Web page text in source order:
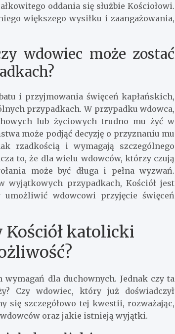
oddania się służbie Kościołowi.
większego wysiłku i zaangażowania,
wdowiec może zostać
i przyjmowania święceń kapłańskich,
przypadkach. W przypadku wdowca,
lub życiowych trudno mu żyć w
może podjąć decyzję o przyznaniu mu
rzadkością i wymagają szczególnego
to, że dla wielu wdowców, którzy czują
może być długa i pełna wyzwań.
wyjątkowych przypadkach, Kościół jest
wdowcowi przyjęcie święceń
Kościół katolicki
dla duchownych. Jednak czy ta
Czy wdowiec, który już doświadczył
się szczegółowo tej kwestii, rozważając,
oraz jakie istnieją wyjątki.